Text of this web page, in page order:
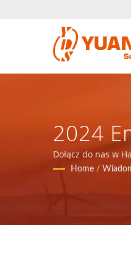
2024
I
YUAN
Dołącz do nas w
została założona
Home /